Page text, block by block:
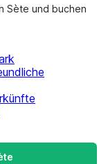
Sète und buchen